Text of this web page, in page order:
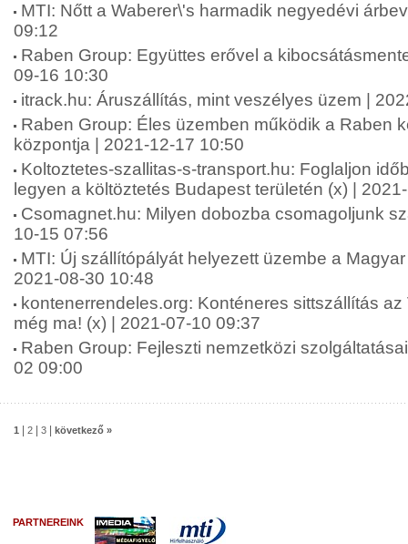
MTI: Nőtt a Waberer\'s harmadik negyedévi
09:12
Raben Group: Együttes erővel a
09-16 10:30
itrack.hu: Áruszállítás, mint veszélyes üzem |
Raben Group: Éles üzemben működik a Raben
központja | 2021-12-17 10:50
Koltoztetes-szallitas-s-transport.hu: Foglaljon
legyen a költöztetés Budapest területén (x) |
Csomagnet.hu: Milyen dobozba csomagoljunk
10-15 07:56
MTI: Új szállítópályát helyezett üzembe a
2021-08-30 10:48
kontenerrendeles.org: Konténeres sittszállítás az
még ma! (x) | 2021-07-10 09:37
Raben Group: Fejleszti nemzetközi
02 09:00
1 2 3 következő »
PARTNEREINK